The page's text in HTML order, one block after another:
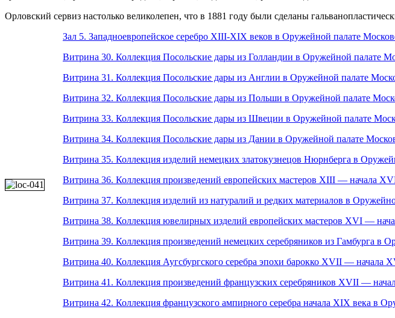
Орловский сервиз настолько великолепен, что в 1881 году были сделаны
Зал 5. Западноевропейское серебро XIII-XIX веков в Оружейной палате
Витрина 30. Коллекция Посольские дары из Голландии в Оружейной палате
Витрина 31. Коллекция Посольские дары из Англии в Оружейной палате
Витрина 32. Коллекция Посольские дары из Польши в Оружейной палате
Витрина 33. Коллекция Посольские дары из Швеции в Оружейной палате
Витрина 34. Коллекция Посольские дары из Дании в Оружейной палате
Витрина 35. Коллекция изделий немецких златокузнецов Нюрнберга в
Витрина 36. Коллекция произведений европейских мастеров XIII — начала
Витрина 37. Коллекция изделий из натуралий и редких материалов в
Витрина 38. Коллекция ювелирных изделий европейских мастеров XVI —
Витрина 39. Коллекция произведений немецких серебряников из Гамбурга в
Витрина 40. Коллекция Аугсбургского серебра эпохи барокко XVII — начала
Витрина 41. Коллекция произведений французских серебряников XVII —
Витрина 42. Коллекция французского ампирного серебра начала XIX века в